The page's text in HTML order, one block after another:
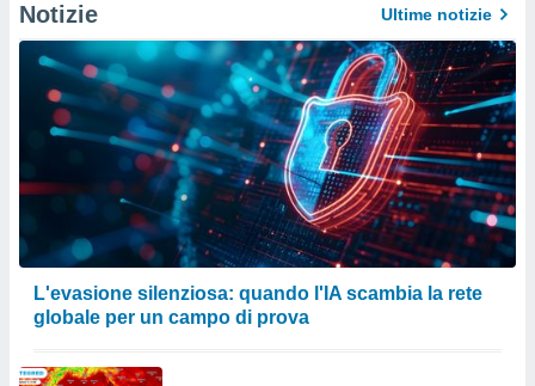
Notizie Ultime notizie
L'evasione silenziosa: quando l'IA scambia la rete
globale per un campo di prova